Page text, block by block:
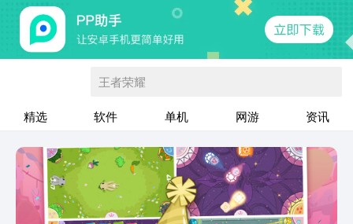
王者荣耀
精选 软件 单机 网游 资讯